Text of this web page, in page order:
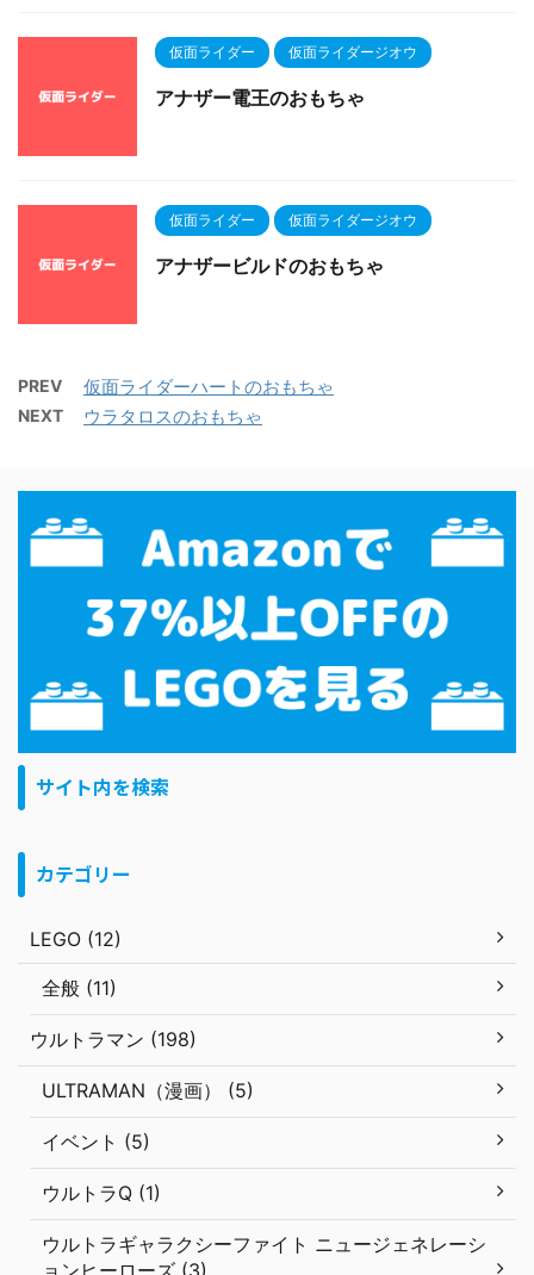
仮面ライダー 仮面ライダージオウ
アナザー電王のおもちゃ
仮面ライダー 仮面ライダージオウ
アナザービルドのおもちゃ
PREV 仮面ライダーハートのおもちゃ
NEXT ウラタロスのおもちゃ
サイト内を検索
カテゴリー
LEGO (12)
全般 (11)
ウルトラマン (198)
ULTRAMAN（漫画） (5)
イベント (5)
ウルトラQ (1)
ウルトラギャラクシーファイト ニュージェネレーシ
ョンヒーローズ (3)